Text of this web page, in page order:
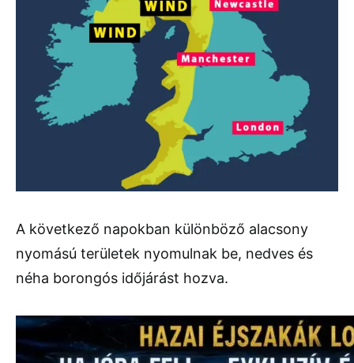
A következő napokban különböző alacsony
nyomású területek nyomulnak be, nedves és
néha borongós időjárást hozva.